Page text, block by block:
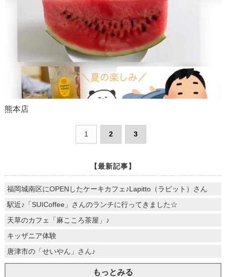
熊本店
1 2 3
【最新記事】
福岡城南区にOPENしたケーキカフェ♪Lapitto（ラピット）さん
駅近♪「SUICoffee」さんのランチに行ってきました☆
天草のカフェ「麻こころ茶屋」♪
キッザニア体験
唐津市の「せいやん」さん♪
もっとみる